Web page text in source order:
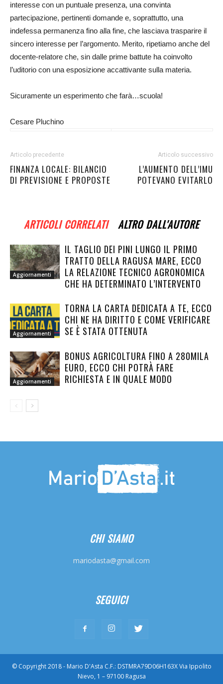
interesse con un puntuale presenza, una convinta
partecipazione, pertinenti domande e, soprattutto, una
indefessa permanenza fino alla fine, che lasciava trasparire il
sincero interesse per l’argomento. Merito, ripetiamo anche del
docente-relatore che, sin dalle prime battute ha coinvolto
l’uditorio con una esposizione accattivante sulla materia.
Sicuramente un esperimento che farà…scuola!
Cesare Pluchino
Articolo precedente
FINANZA LOCALE: BILANCIO
DI PREVISIONE E PROPOSTE
Articolo successivo
L’AUMENTO DELL’IMU
POTEVANO EVITARLO
ARTICOLI CORRELATI ALTRO DALL'AUTORE
Aggiornamenti
IL TAGLIO DEI PINI LUNGO IL PRIMO
TRATTO DELLA RAGUSA MARE, ECCO
LA RELAZIONE TECNICO AGRONOMICA
CHE HA DETERMINATO L’INTERVENTO
Aggiornamenti
TORNA LA CARTA DEDICATA A TE, ECCO
CHI NE HA DIRITTO E COME VERIFICARE
SE È STATA OTTENUTA
Aggiornamenti
BONUS AGRICOLTURA FINO A 280MILA
EURO, ECCO CHI POTRÀ FARE
RICHIESTA E IN QUALE MODO
CHI SIAMO
mariodasta@gmail.com
SEGUICI
© Copyright 2018 - Mario D'Asta C.F.: DSTMRA79D06H163X Via Ippolito
Nievo, 1 – 97100 Ragusa